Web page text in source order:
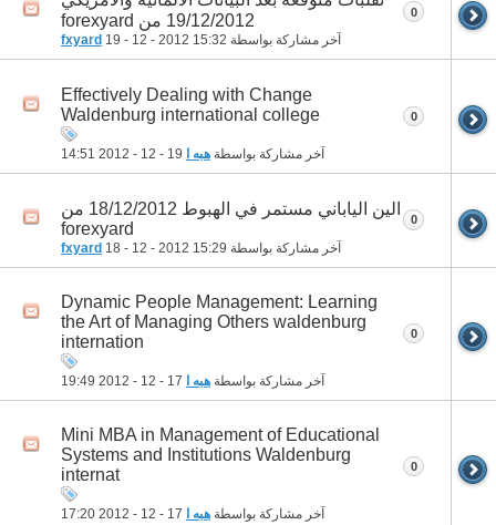
19/12/2012 من forexyard
آخر مشاركة بواسطة fxyard 19 - 12 - 2012 15:32
0
Effectively Dealing with Change
Waldenburg international college
آخر مشاركة بواسطة هبه ا 14:51
0
الين الياباني مستمر في الهبوط 18/12/2012 من
forexyard
آخر مشاركة بواسطة fxyard 18 - 12 - 2012 15:29
0
Dynamic People Management: Learning
the Art of Managing Others waldenburg
internation
آخر مشاركة بواسطة هبه ا 19:49
0
Mini MBA in Management of Educational
Systems and Institutions Waldenburg
internat
آخر مشاركة بواسطة هبه ا 17:20
0